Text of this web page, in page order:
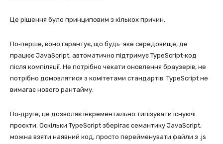
Це рішення було принциповим з кількох причин.
По‑перше, воно гарантує, що будь-яке середовище, де
працює JavaScript, автоматично підтримує TypeScript‑код
після компіляції. Не потрібно чекати оновлення браузерів, не
потрібно домовлятися з комітетами стандартів. TypeScript не
вимагає нового рантайму.
По‑друге, це дозволяє інкрементально типізувати існуючі
проєкти. Оскільки TypeScript зберігає семантику JavaScript,
можна взяти наявний код, просто перейменувати файли з .js